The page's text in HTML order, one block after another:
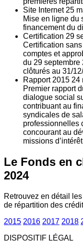
Site Internet 25
Mise en ligne du
financement du
Certification 29
Certification
comptes et
du 29 septembre
clôturés au 31/
Rapport 2015 24
Premier rapport
dialogue social
contribuant au
syndicales de
professionnelles
concourant au
missions
Le Fonds en
2024
Retrouvez en détail
de répartition des
2015 2016 2017 2018
DISPOSITIF LÉGAL